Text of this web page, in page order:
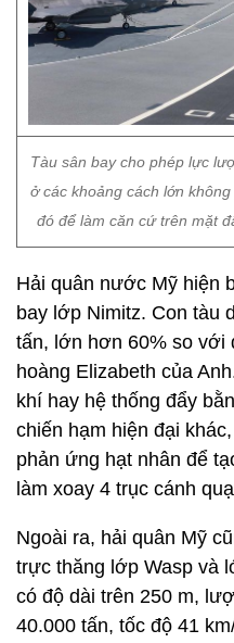
Tàu sân bay cho phép lực
ở các khoảng cách lớn
đó để làm căn cứ trên mặt
Hải quân nước Mỹ hiện
bay lớp Nimitz. Con tàu
tấn, lớn hơn 60% so với
hoàng Elizabeth của
khí hay hệ thống đẩy
chiến hạm hiện đại
phản ứng hạt nhân để
làm xoay 4 trục cánh
Ngoài ra, hải quân Mỹ
trực thăng lớp Wasp và
có độ dài trên 250 m,
40.000 tấn, tốc độ 41